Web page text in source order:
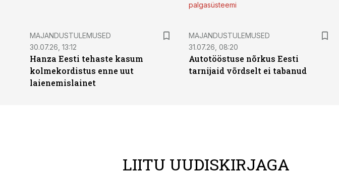
palgasüsteemi
MAJANDUSTULEMUSED
30.07.26, 13:12
Hanza Eesti tehaste kasum
kolmekordistus enne uut
laienemislainet
MAJANDUSTULEMUSED
31.07.26, 08:20
Autotööstuse nõrkus Eesti
tarnijaid võrdselt ei tabanud
LIITU UUDISKIRJAGA